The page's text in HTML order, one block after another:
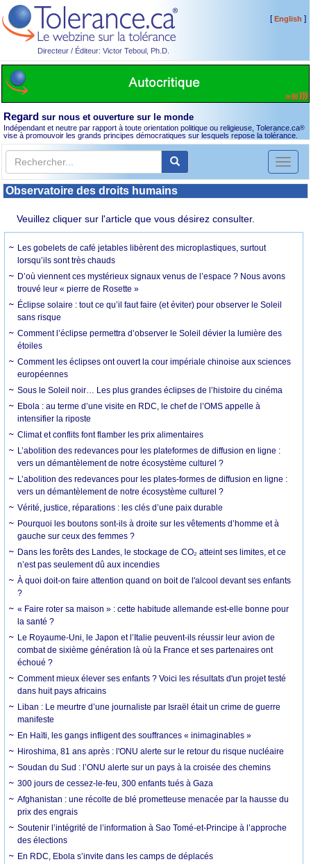
Directeur / Éditeur: Victor Teboul, Ph.D.
[English ]
Regard sur nous et ouverture sur le monde
Indépendant et neutre par rapport à toute orientation politique ou religieuse, Tolerance.ca®
vise à promouvoir les grands principes démocratiques sur lesquels repose la tolérance.
Toggle
Observatoire des droits humains
Veuillez cliquer sur l'article que vous désirez consulter.
Les gobelets de café jetables libèrent des microplastiques, surtout
lorsqu’ils sont très chauds
D’où viennent ces mystérieux signaux venus de l’espace ? Nous avons
trouvé leur « pierre de Rosette »
Éclipse solaire : tout ce qu’il faut faire (et éviter) pour observer le Soleil
sans risque
Comment l’éclipse permettra d’observer le Soleil dévier la lumière des
étoiles
Comment les éclipses ont ouvert la cour impériale chinoise aux sciences
européennes
Sous le Soleil noir… Les plus grandes éclipses de l’histoire du cinéma
Ebola : au terme d’une visite en RDC, le chef de l’OMS appelle à
intensifier la riposte
Climat et conflits font flamber les prix alimentaires
L’abolition des redevances pour les plateformes de diffusion en ligne :
vers un démantèlement de notre écosystème culturel ?
L’abolition des redevances pour les plates-formes de diffusion en ligne :
vers un démantèlement de notre écosystème culturel ?
Vérité, justice, réparations : les clés d’une paix durable
Pourquoi les boutons sont-ils à droite sur les vêtements d’homme et à
gauche sur ceux des femmes ?
Dans les forêts des Landes, le stockage de CO₂ atteint ses limites, et ce
n’est pas seulement dû aux incendies
À quoi doit-on faire attention quand on boit de l'alcool devant ses enfants
?
« Faire roter sa maison » : cette habitude allemande est-elle bonne pour
la santé ?
Le Royaume-Uni, le Japon et l’Italie peuvent-ils réussir leur avion de
combat de sixième génération là où la France et ses partenaires ont
échoué ?
Comment mieux élever ses enfants ? Voici les résultats d'un projet testé
dans huit pays africains
Liban : Le meurtre d’une journaliste par Israël était un crime de guerre
manifeste
En Haïti, les gangs infligent des souffrances « inimaginables »
Hiroshima, 81 ans après : l'ONU alerte sur le retour du risque nucléaire
Soudan du Sud : l’ONU alerte sur un pays à la croisée des chemins
300 jours de cessez-le-feu, 300 enfants tués à Gaza
Afghanistan : une récolte de blé prometteuse menacée par la hausse du
prix des engrais
Soutenir l’intégrité de l’information à Sao Tomé-et-Principe à l’approche
des élections
En RDC, Ebola s’invite dans les camps de déplacés